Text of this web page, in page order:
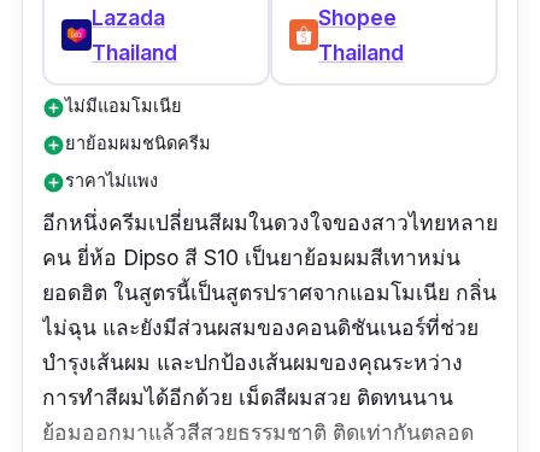
Lazada
Thailand
Shopee
Thailand
add_circleไม่มีแอมโมเนีย
add_circleยาย้อมผมชนิดครีม
add_circleราคาไม่แพง
อีกหนึ่งครีมเปลี่ยนสีผมในดวงใจของสาวไทยหลาย
คน ยี่ห้อ Dipso สี S10 เป็นยาย้อมผมสีเทาหม่น
ยอดฮิต ในสูตรนี้เป็นสูตรปราศจากแอมโมเนีย กลิ่น
ไม่ฉุน และยังมีส่วนผสมของคอนดิชันเนอร์ที่ช่วย
บำรุงเส้นผม และปกป้องเส้นผมของคุณระหว่าง
การทำสีผมได้อีกด้วย เม็ดสีผมสวย ติดทนนาน
ย้อมออกมาแล้วสีสวยธรรมชาติ ติดเท่ากันตลอด